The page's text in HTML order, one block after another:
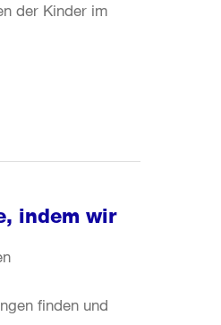
der Kinder im
indem wir
finden und